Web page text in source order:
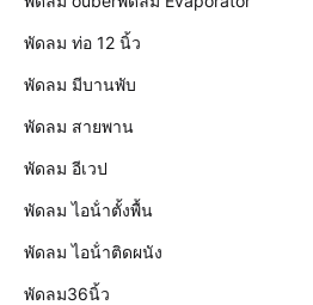
พัดลม ท่อ 12 นิ้ว
พัดลม มีบานพับ
พัดลม สายพาน
พัดลม อีเวป
พัดลม ไอน้ําตั้งพื้น
พัดลม ไอน้ําติดผนัง
พัดลม36นิ้ว